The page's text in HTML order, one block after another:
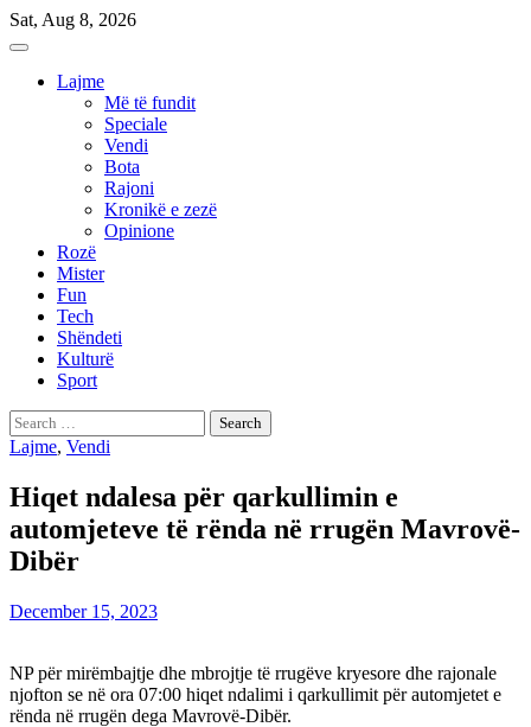
Skip
to
Sat, Aug 8, 2026
Lajme
Më të fundit
Speciale
Vendi
Bota
Rajoni
Kronikë e zezë
Opinione
Rozë
Mister
Fun
Tech
Shëndeti
Kulturë
Sport
Search
for:
Lajme, Vendi
Hiqet ndalesa për qarkullimin e
automjeteve të rënda në rrugën Mavrovë-
Dibër
December 15, 2023
NP për mirëmbajtje dhe mbrojtje të rrugëve kryesore dhe rajonale
njofton se në ora 07:00 hiqet ndalimi i qarkullimit për automjetet e
rënda në rrugën dega Mavrovë-Dibër.